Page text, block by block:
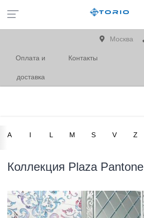
Москва
Оплата и
доставка
Контакты
A I L M S V Z
Коллекция Plaza Pantone